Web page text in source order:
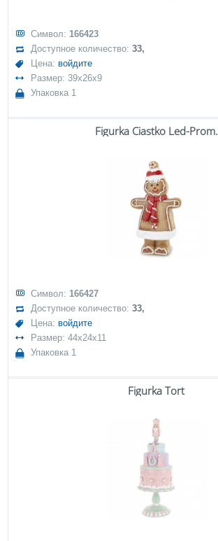
Символ: 166423
Доступное количество:33,
Цена: войдите
Размер: 39x26x9
Упаковка 1
Figurka Ciastko Led-Prom.
Символ: 166427
Доступное количество:33,
Цена: войдите
Размер: 44x24x11
Упаковка 1
Figurka Tort